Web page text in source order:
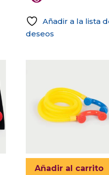
Añadir a la lista
deseos
Añadir al carrito